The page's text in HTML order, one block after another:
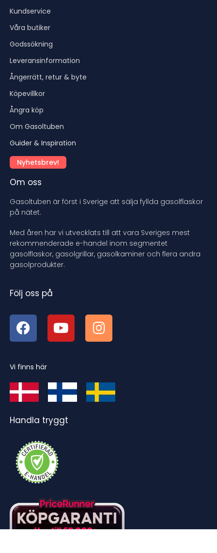
Kundservice
Våra butiker
Godssökning
Leveransinformation
Ångerrätt, retur & byte
Köpevillkor
Ångra köp
Om Gasoltuben
Guider & Inspiration
Nyhetsbrev!
Om oss
Gasoltuben är först i Sverige att sälja fyllda gasolflaskor
på nätet.
Med åren har vi utvecklats till att vara Sveriges mest
rekommenderade e-handel inom segmentet
gasolflaskor, gasolgrillar, gasolkaminer och flera andra
gasolprodukter.
Följ oss på
Vi finns här
Handla tryggt